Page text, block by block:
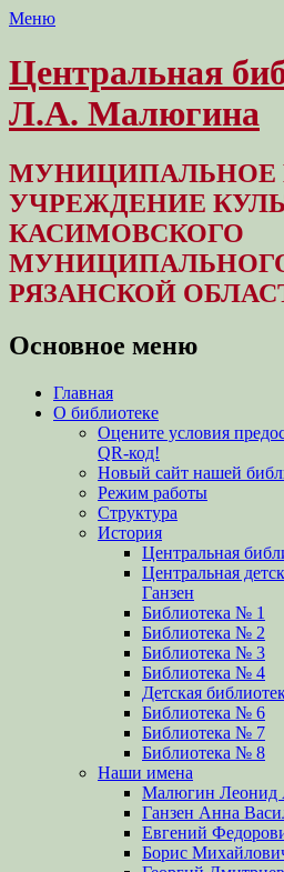
Меню
Центральная
Л.А. Малюгина
МУНИЦИПАЛЬНОЕ
УЧРЕЖДЕНИЕ
КАСИМОВСКОГО
РЯЗАНСКОЙ
Основное меню
Перейти
содержимому
Главная
О библиотеке
Оцените условия
QR-код!
Новый сайт нашей
Режим работы
Структура
История
Центральная
Центральная
Ганзен
Библиотека № 1
Библиотека № 2
Библиотека № 3
Библиотека № 4
Детская
Библиотека № 6
Библиотека № 7
Библиотека № 8
Наши имена
Малюгин Леонид
Ганзен Анна
Евгений
Борис